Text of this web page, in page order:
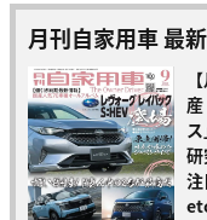
月刊自家用車 最